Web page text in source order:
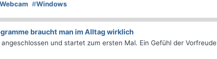
Webcam #Windows
braucht man im Alltag wirklich
und startet zum ersten Mal. Ein Gefühl der